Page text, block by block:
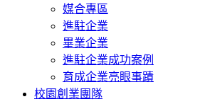
媒合專區
進駐企業
畢業企業
進駐企業成功案例
育成企業亮眼事蹟
校園創業團隊